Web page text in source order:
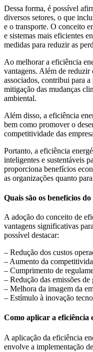
Dessa forma, é possível
diversos setores, o que
e o transporte. O conceito
e sistemas mais eficientes
medidas para reduzir as
Ao melhorar a eficiência
vantagens. Além de reduzir
associados, contribui para a
mitigação das mudanças
ambiental.
Além disso, a eficiência
bem como promover o
competitividade das
Portanto, a eficiência
inteligentes e sustentáveis
proporciona benefícios
as organizações quanto
Quais são os benefícios
A adoção do conceito de
vantagens significativas
possível destacar:
– Redução dos custos
– Aumento da
– Cumprimento de
– Redução das emissões de
– Melhora da imagem da
– Estímulo à inovação
Como aplicar a eficiência
A aplicação da eficiência
envolve a implementação